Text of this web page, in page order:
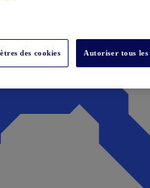
des cookies Autoriser tous les